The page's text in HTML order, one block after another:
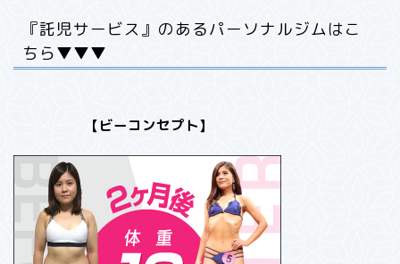
『託児サービス』のあるパーソナルジムはこ
ちら▼▼▼
【ビーコンセプト】